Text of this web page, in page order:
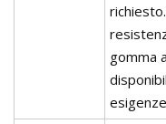
gomma